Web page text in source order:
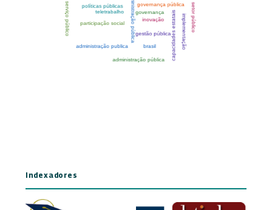
Indexadores